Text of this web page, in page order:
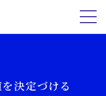
決定づける